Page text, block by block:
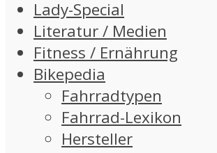
Lady-Special
Literatur / Medien
Fitness / Ernährung
Bikepedia
Fahrradtypen
Fahrrad-Lexikon
Hersteller